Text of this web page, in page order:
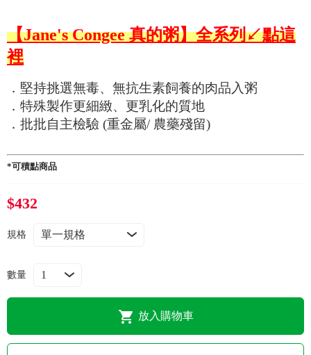
合作提案
購物流程
會員專區
【Jane's Congee 真的粥】全系列↙點這
裡
．堅持挑選無毒、無抗生素飼養的肉品入粥
．特殊製作更細緻、更乳化的質地
．批批自主檢驗 (重金屬/ 農藥殘留)
*可積點商品
$432
規格
數量
放入購物車